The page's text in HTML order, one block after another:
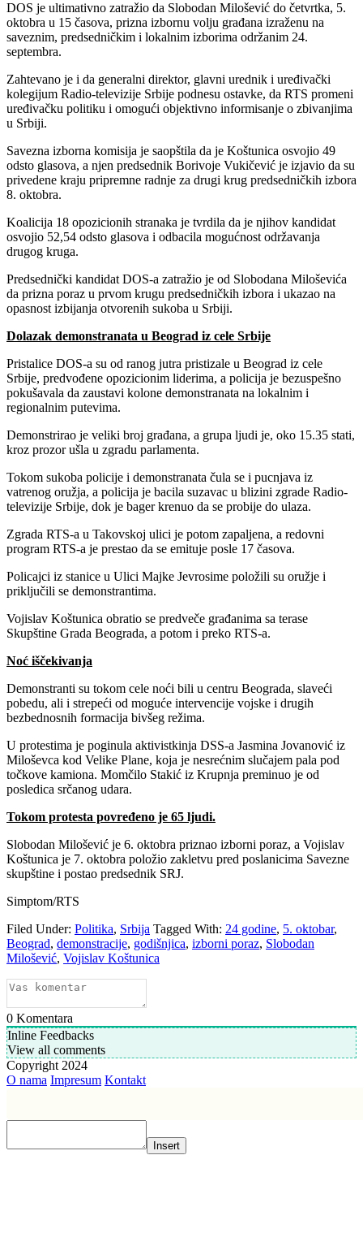
DOS je ultimativno zatražio da Slobodan Milošević do četvrtka, 5.
oktobra u 15 časova, prizna izbornu volju građana izraženu na
saveznim, predsedničkim i lokalnim izborima održanim 24.
septembra.
Zahtevano je i da generalni direktor, glavni urednik i uređivački
kolegijum Radio-televizije Srbije podnesu ostavke, da RTS promeni
uređivačku politiku i omogući objektivno informisanje o zbivanjima
u Srbiji.
Savezna izborna komisija je saopštila da je Koštunica osvojio 49
odsto glasova, a njen predsednik Borivoje Vukičević je izjavio da su
privedene kraju pripremne radnje za drugi krug predsedničkih izbora
8. oktobra.
Koalicija 18 opozicionih stranaka je tvrdila da je njihov kandidat
osvojio 52,54 odsto glasova i odbacila mogućnost održavanja
drugog kruga.
Predsednički kandidat DOS-a zatražio je od Slobodana Miloševića
da prizna poraz u prvom krugu predsedničkih izbora i ukazao na
opasnost izbijanja otvorenih sukoba u Srbiji.
Dolazak demonstranata u Beograd iz cele Srbije
Pristalice DOS-a su od ranog jutra pristizale u Beograd iz cele
Srbije, predvođene opozicionim liderima, a policija je bezuspešno
pokušavala da zaustavi kolone demonstranata na lokalnim i
regionalnim putevima.
Demonstrirao je veliki broj građana, a grupa ljudi je, oko 15.35 stati,
kroz prozor ušla u zgradu parlamenta.
Tokom sukoba policije i demonstranata čula se i pucnjava iz
vatrenog oružja, a policija je bacila suzavac u blizini zgrade Radio-
televizije Srbije, dok je bager krenuo da se probije do ulaza.
Zgrada RTS-a u Takovskoj ulici je potom zapaljena, a redovni
program RTS-a je prestao da se emituje posle 17 časova.
Policajci iz stanice u Ulici Majke Jevrosime položili su oružje i
priključili se demonstrantima.
Vojislav Koštunica obratio se predveče građanima sa terase
Skupštine Grada Beograda, a potom i preko RTS-a.
Noć iščekivanja
Demonstranti su tokom cele noći bili u centru Beograda, slaveći
pobedu, ali i strepeći od moguće intervencije vojske i drugih
bezbednosnih formacija bivšeg režima.
U protestima je poginula aktivistkinja DSS-a Jasmina Jovanović iz
Miloševca kod Velike Plane, koja je nesrećnim slučajem pala pod
točkove kamiona. Momčilo Stakić iz Krupnja preminuo je od
posledica srčanog udara.
Tokom protesta povređeno je 65 ljudi.
Slobodan Milošević je 6. oktobra priznao izborni poraz, a Vojislav
Koštunica je 7. oktobra položio zakletvu pred poslanicima Savezne
skupštine i postao predsednik SRJ.
Simptom/RTS
Filed Under: Politika, Srbija Tagged With: 24 godine, 5. oktobar,
Beograd, demonstracije, godišnjica, izborni poraz, Slobodan
Milošević, Vojislav Koštunica
0 Komentara
Inline Feedbacks
View all comments
Copyright 2024
O nama Impresum Kontakt
Insert